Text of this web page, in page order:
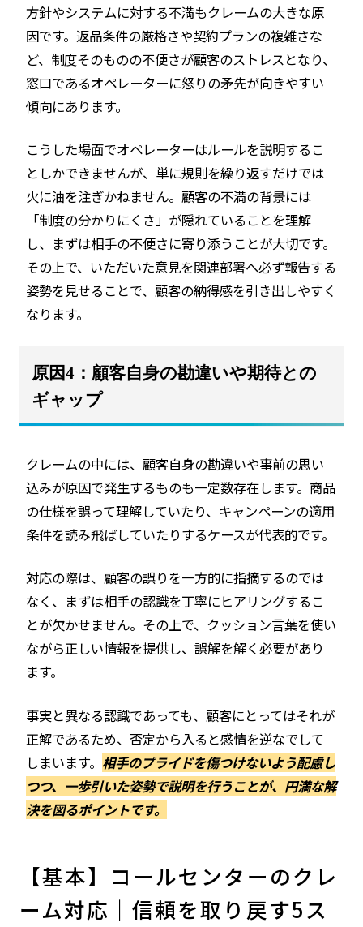
方針やシステムに対する不満もクレームの大きな原
因です。返品条件の厳格さや契約プランの複雑さな
ど、制度そのものの不便さが顧客のストレスとなり、
窓口であるオペレーターに怒りの矛先が向きやすい
傾向にあります。
こうした場面でオペレーターはルールを説明するこ
としかできませんが、単に規則を繰り返すだけでは
火に油を注ぎかねません。顧客の不満の背景には
「制度の分かりにくさ」が隠れていることを理解
し、まずは相手の不便さに寄り添うことが大切です。
その上で、いただいた意見を関連部署へ必ず報告する
姿勢を見せることで、顧客の納得感を引き出しやすく
なります。
原因4：顧客自身の勘違いや期待との
ギャップ
クレームの中には、顧客自身の勘違いや事前の思い
込みが原因で発生するものも一定数存在します。商品
の仕様を誤って理解していたり、キャンペーンの適用
条件を読み飛ばしていたりするケースが代表的です。
対応の際は、顧客の誤りを一方的に指摘するのでは
なく、まずは相手の認識を丁寧にヒアリングするこ
とが欠かせません。その上で、クッション言葉を使い
ながら正しい情報を提供し、誤解を解く必要があり
ます。
事実と異なる認識であっても、顧客にとってはそれが
正解であるため、否定から入ると感情を逆なでして
しまいます。 相手のプライドを傷つけないよう配慮し
つつ、一歩引いた姿勢で説明を行うことが、円満な解
決を図るポイントです。
【基本】コールセンターのクレ
ーム対応｜信頼を取り戻す5ス